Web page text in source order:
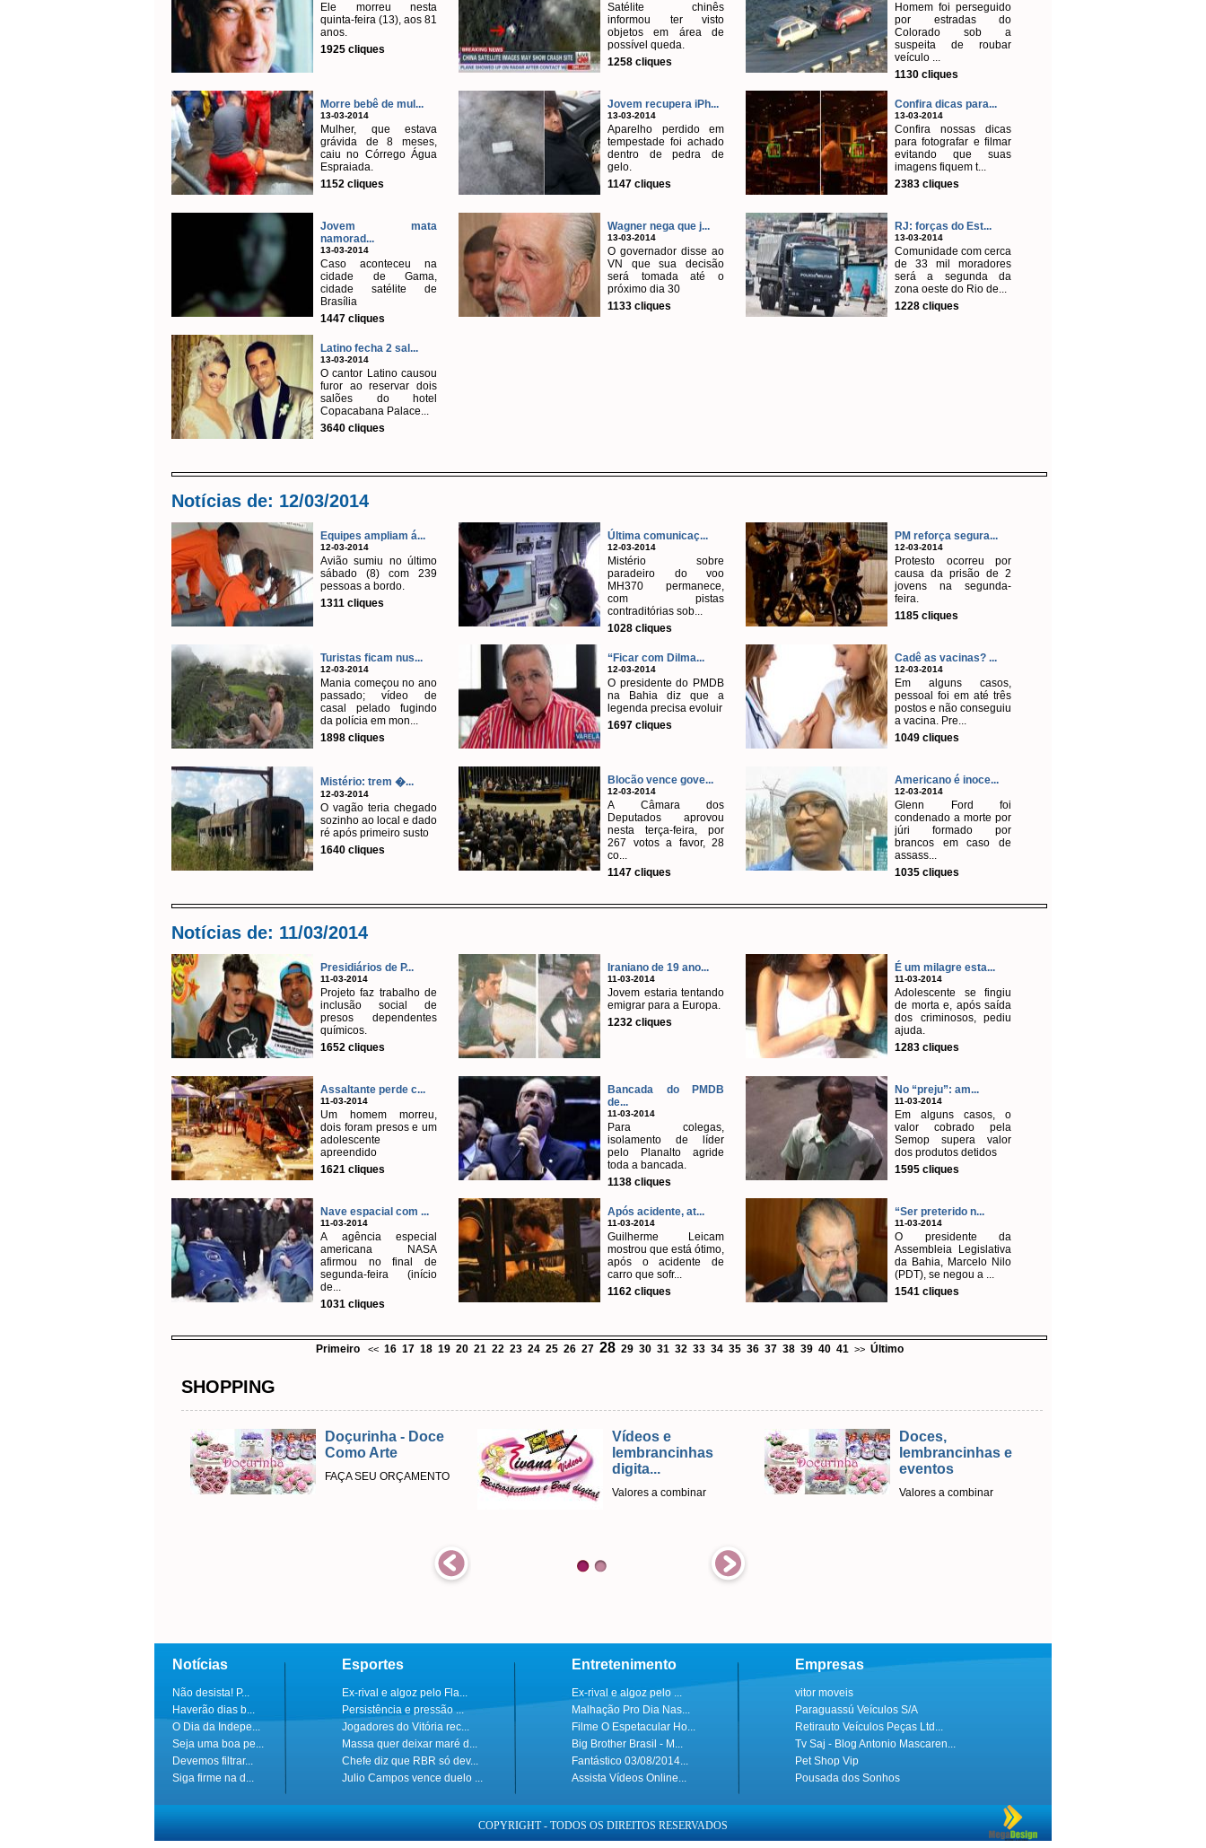
Ele morreu nesta
quinta-feira (13), aos 81
anos.
1925 cliques
Satélite chinês
informou ter visto
objetos em área de
possível queda.
1258 cliques
Homem foi perseguido
por estradas do
Colorado sob a
suspeita de roubar
veículo ...
1130 cliques
Morre bebê de mul...
13-03-2014
Mulher, que estava
grávida de 8 meses,
caiu no Córrego Água
Espraiada.
1152 cliques
Jovem recupera iPh...
13-03-2014
Aparelho perdido em
tempestade foi achado
dentro de pedra de
gelo.
1147 cliques
Confira dicas para...
13-03-2014
Confira nossas dicas
para fotografar e filmar
evitando que suas
imagens fiquem t...
2383 cliques
Jovem mata
namorad...
13-03-2014
Caso aconteceu na
cidade de Gama,
cidade satélite de
Brasília
1447 cliques
Wagner nega que j...
13-03-2014
O governador disse ao
VN que sua decisão
será tomada até o
próximo dia 30
1133 cliques
RJ: forças do Est...
13-03-2014
Comunidade com cerca
de 33 mil moradores
será a segunda da
zona oeste do Rio de...
1228 cliques
Latino fecha 2 sal...
13-03-2014
O cantor Latino causou
furor ao reservar dois
salões do hotel
Copacabana Palace...
3640 cliques
Notícias de: 12/03/2014
Equipes ampliam á...
12-03-2014
Avião sumiu no último
sábado (8) com 239
pessoas a bordo.
1311 cliques
Última comunicaç...
12-03-2014
Mistério sobre
paradeiro do voo
MH370 permanece,
com pistas
contraditórias sob...
1028 cliques
PM reforça segura...
12-03-2014
Protesto ocorreu por
causa da prisão de 2
jovens na segunda-
feira.
1185 cliques
Turistas ficam nus...
12-03-2014
Mania começou no ano
passado; vídeo de
casal pelado fugindo
da polícia em mon...
1898 cliques
“Ficar com Dilma...
12-03-2014
O presidente do PMDB
na Bahia diz que a
legenda precisa evoluir
1697 cliques
Cadê as vacinas? ...
12-03-2014
Em alguns casos,
pessoal foi em até três
postos e não conseguiu
a vacina. Pre...
1049 cliques
Mistério: trem �...
12-03-2014
O vagão teria chegado
sozinho ao local e dado
ré após primeiro susto
1640 cliques
Blocão vence gove...
12-03-2014
A Câmara dos
Deputados aprovou
nesta terça-feira, por
267 votos a favor, 28
co...
1147 cliques
Americano é inoce...
12-03-2014
Glenn Ford foi
condenado a morte por
júri formado por
brancos em caso de
assass...
1035 cliques
Notícias de: 11/03/2014
Presidiários de P...
11-03-2014
Projeto faz trabalho de
inclusão social de
presos dependentes
químicos.
1652 cliques
Iraniano de 19 ano...
11-03-2014
Jovem estaria tentando
emigrar para a Europa.
1232 cliques
É um milagre esta...
11-03-2014
Adolescente se fingiu
de morta e, após saída
dos criminosos, pediu
ajuda.
1283 cliques
Assaltante perde c...
11-03-2014
Um homem morreu,
dois foram presos e um
adolescente
apreendido
1621 cliques
Bancada do PMDB
de...
11-03-2014
Para colegas,
isolamento de líder
pelo Planalto agride
toda a bancada.
1138 cliques
No “preju”: am...
11-03-2014
Em alguns casos, o
valor cobrado pela
Semop supera valor
dos produtos detidos
1595 cliques
Nave espacial com ...
11-03-2014
A agência especial
americana NASA
afirmou no final de
segunda-feira (início
de...
1031 cliques
Após acidente, at...
11-03-2014
​Guilherme Leicam
mostrou que está ótimo,
após o acidente de
carro que sofr...
1162 cliques
“Ser preterido n...
11-03-2014
O presidente da
Assembleia Legislativa
da Bahia, Marcelo Nilo
(PDT), se negou a ...
1541 cliques
Primeiro << 16 17 18 19 20 21 22 23 24 25 26 27 28 29 30 31 32 33 34 35 36 37 38 39 40 41 >> Último
SHOPPING
Doçurinha - Doce
Como Arte
FAÇA SEU ORÇAMENTO
Vídeos e
lembrancinhas
digita...
Valores a combinar
Doces,
lembrancinhas e
eventos
Valores a combinar
Notícias
Não desista! P...
Haverão dias b...
O Dia da Indepe...
Seja uma boa pe...
Devemos filtrar...
Siga firme na d...
Esportes
Ex-rival e algoz pelo Fla...
Persistência e pressão ...
Jogadores do Vitória rec...
Massa quer deixar maré d...
Chefe diz que RBR só dev...
Julio Campos vence duelo ...
Entretenimento
Ex-rival e algoz pelo ...
Malhação Pro Dia Nas...
Filme O Espetacular Ho...
Big Brother Brasil - M...
Fantástico 03/08/2014...
Assista Vídeos Online...
Empresas
vitor moveis
Paraguassú Veículos S/A
Retirauto Veículos Peças Ltd...
Tv Saj - Blog Antonio Mascaren...
Pet Shop Vip
Pousada dos Sonhos
COPYRIGHT - TODOS OS DIREITOS RESERVADOS